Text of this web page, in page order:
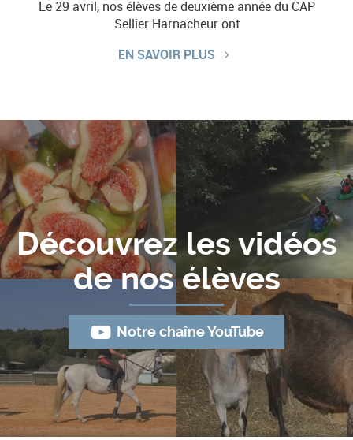
Le 29 avril, nos élèves de deuxième année du CAP
Sellier Harnacheur ont
EN SAVOIR PLUS
Découvrez les vidéos
de nos élèves
Notre chaîne YouTube